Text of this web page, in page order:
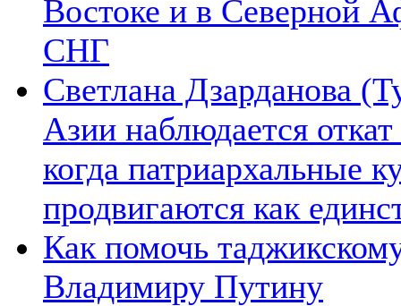
Востоке и в Северной
СНГ
Светлана Дзарданова
Азии наблюдается
когда патриархальные
продвигаются как
Как помочь
Владимиру Путину